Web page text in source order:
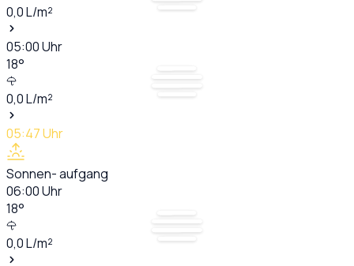
0,0L/m²
05:00Uhr
18°
0,0L/m²
05:47Uhr
Sonnen- aufgang
06:00Uhr
18°
0,0L/m²